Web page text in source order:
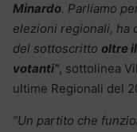
Minardo. Parliamo
elezioni regionali, ha
del sottoscritto oltre
votanti”, sottolinea
ultime Regionali del
“Un partito che